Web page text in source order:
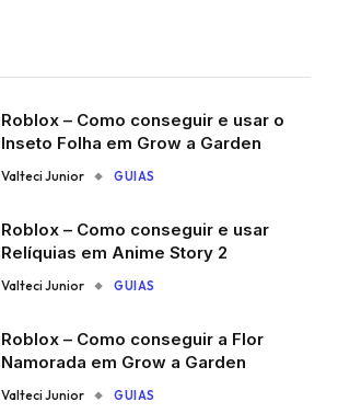
Roblox – Como conseguir e usar o
Inseto Folha em Grow a Garden
Valteci Junior GUIAS
Roblox – Como conseguir e usar
Relíquias em Anime Story 2
Valteci Junior GUIAS
Roblox – Como conseguir a Flor
Namorada em Grow a Garden
Valteci Junior GUIAS